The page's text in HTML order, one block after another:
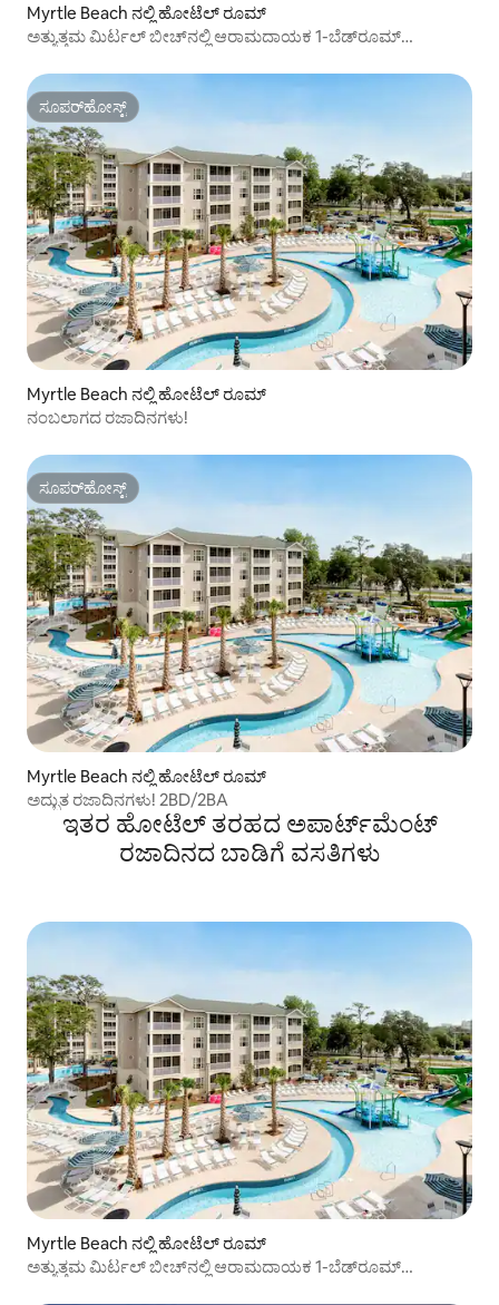
Myrtle Beach ನಲ್ಲಿ ಹೋಟೆಲ್ ರೂಮ್
ಅತ್ಯುತ್ತಮ ಮಿರ್ಟಲ್ ಬೀಚ್‌ನಲ್ಲಿ ಆರಾಮದಾಯಕ 1-ಬೆಡ್‌ರೂಮ್
ಸೂಪರ್‌ಹೋಸ್ಟ್
ಸೂಪರ್‌ಹೋಸ್ಟ್
Myrtle Beach ನಲ್ಲಿ ಹೋಟೆಲ್ ರೂಮ್
ನಂಬಲಾಗದ ರಜಾದಿನಗಳು!
ಸೂಪರ್‌ಹೋಸ್ಟ್
ಸೂಪರ್‌ಹೋಸ್ಟ್
Myrtle Beach ನಲ್ಲಿ ಹೋಟೆಲ್ ರೂಮ್
ಅದ್ಭುತ ರಜಾದಿನಗಳು! 2BD/2BA
ಇತರ ಹೋಟೆಲ್ ತರಹದ ಅಪಾರ್ಟ್‌‌ಮೆಂಟ್
ರಜಾದಿನದ ಬಾಡಿಗೆ ವಸತಿಗಳು
Myrtle Beach ನಲ್ಲಿ ಹೋಟೆಲ್ ರೂಮ್
ಅತ್ಯುತ್ತಮ ಮಿರ್ಟಲ್ ಬೀಚ್‌ನಲ್ಲಿ ಆರಾಮದಾಯಕ 1-ಬೆಡ್‌ರೂಮ್